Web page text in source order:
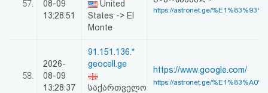
57.
08-09
13:28:51
United
States -> El
Monte
https://astronet.ge/
58.
2026-
08-09
13:28:37
91.151.136.*
geocell.ge
საქართველო
https://www.google.com/
https://astronet.ge/